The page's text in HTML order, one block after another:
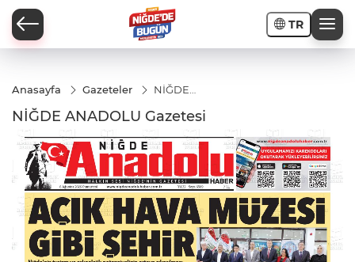
TR
Anasayfa Gazeteler
NİĞDE
NİĞDE ANADOLU Gazetesi